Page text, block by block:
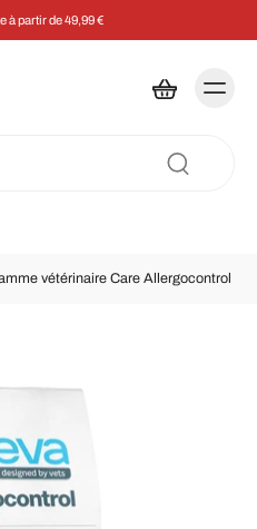
à partir de 49,99 €
vétérinaire Care Allergocontrol